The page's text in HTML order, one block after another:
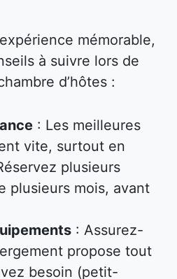
mémorable,
à suivre lors de
d’hôtes :
: Les meilleures
vite, surtout en
plusieurs
plusieurs mois, avant
: Assurez-
propose tout
besoin (petit-